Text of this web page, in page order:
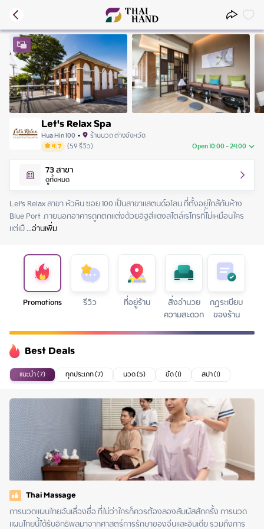
Let's Relax Spa
Hua Hin 100 • ร้านนวด ต่างจังหวัด
4.7 (59รีวิว) Open 10:00 - 24:00
Thursday 10:00 - 24:00
Friday 10:00 - 24:00
Saturday 10:00 - 24:00
Sunday 10:00 - 24:00
Monday 10:00 - 24:00
Tuesday
73สาขา
ดูทั้งหมด
Let's Relax สาขา หัวหิน ซอย 100 เป็นสาขาแสตนด์อโลน ที่ตั้งอยู่ใกล้กับห้าง
Blue Port  ภายนอกอาคารถูกตกแต่งด้วยอิฐสีแดงสไตล์เรโทรที่ไม่เหมือนใคร
แต่เมื ...อ่านเพิ่ม
Promotions รีวิว ที่อยู่ร้าน สิ่งอำนวย
ความสะดวก
กฏระเบียบ
ของร้าน
Best Deals
แนะนำ (7) ทุกประเภท (7) นวด (5) ขัด (1) สปา (1)
Thai Massage
การนวดแผนไทยอันเลื่องชื่อ ที่ไม่ว่าใครก็ควรต้องลองสัมผัสสักครั้ง การนวด
แผนไทยนี้ได้รับอิทธิพลมาจากศาสตร์การรักษาของจีนและอินเดีย รวมถึงการ